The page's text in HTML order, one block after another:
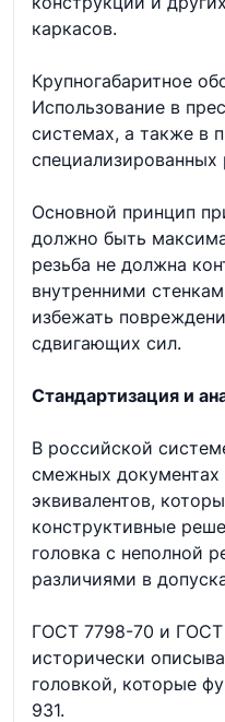
каркасов.
Крупногабаритное
Использование в
системах, а также в
Основной принцип
должно быть
резьба не должна
внутренними
избежать
сдвигающих сил.
Стандартизация и
В российской
смежных документах
эквивалентов,
конструктивные
головка с неполной
различиями в
ГОСТ 7798-70 и ГОСТ
исторически
головкой, которые
931.